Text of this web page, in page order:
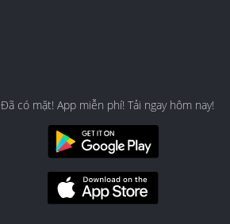
Đã có mặt! App miễn phí! Tải ngay hôm nay!